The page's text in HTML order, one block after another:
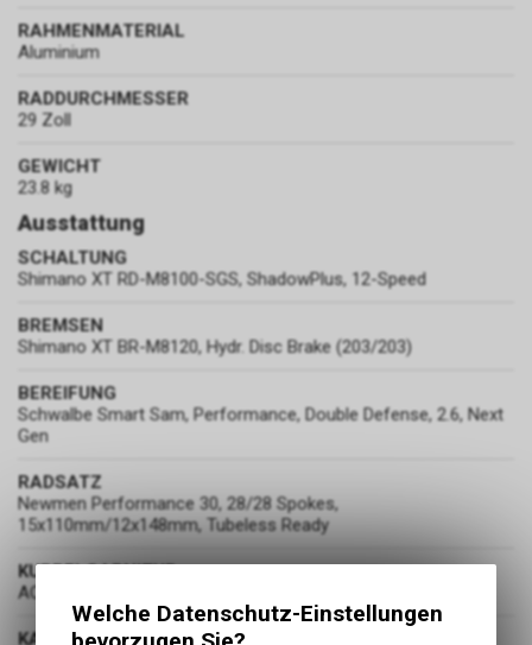
RAHMENMATERIAL
Aluminium
RADDURCHMESSER
29 Zoll
GEWICHT
23.8 kg
Ausstattung
SCHALTUNG
Shimano XT RD-M8100-SGS, ShadowPlus, 12-Speed
BREMSEN
Shimano XT BR-M8120, Hydr. Disc Brake (203/203)
BEREIFUNG
Schwalbe Smart Sam, Performance, Double Defense, 2.6, Next
Gen
RADSATZ
Newmen Performance 30, 28/28 Spokes,
15x110mm/12x148mm, Tubeless Ready
KURBELGARNITUR
ACID MTB Hybrid Pro Crank, 38T, 175mm
KASSETTE
Welche Datenschutz-Einstellungen